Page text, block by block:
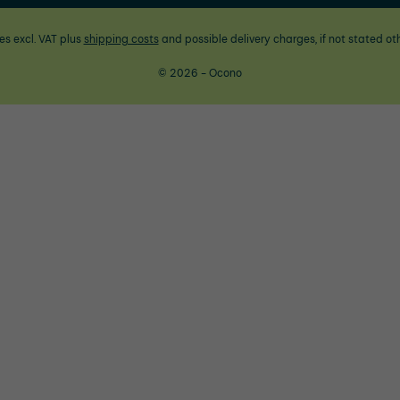
excl. VAT plus shipping costsand possible delivery charges, if not stated
© 2026 - Ocono